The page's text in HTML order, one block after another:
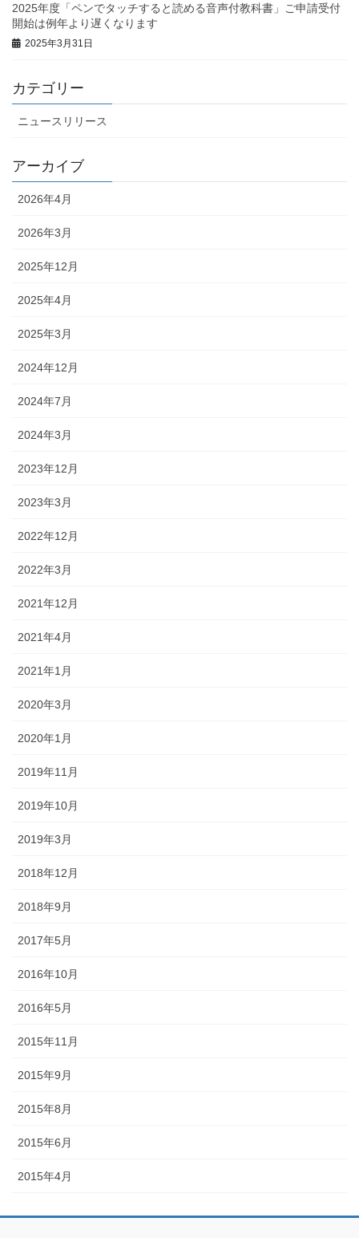
2025年度「ペンでタッチすると読める音声付教科書」ご申請受付
開始は例年より遅くなります
2025年3月31日
カテゴリー
ニュースリリース
アーカイブ
2026年4月
2026年3月
2025年12月
2025年4月
2025年3月
2024年12月
2024年7月
2024年3月
2023年12月
2023年3月
2022年12月
2022年3月
2021年12月
2021年4月
2021年1月
2020年3月
2020年1月
2019年11月
2019年10月
2019年3月
2018年12月
2018年9月
2017年5月
2016年10月
2016年5月
2015年11月
2015年9月
2015年8月
2015年6月
2015年4月